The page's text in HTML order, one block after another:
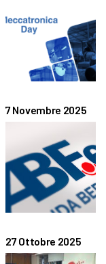
7 Novembre 2025
27 Ottobre 2025